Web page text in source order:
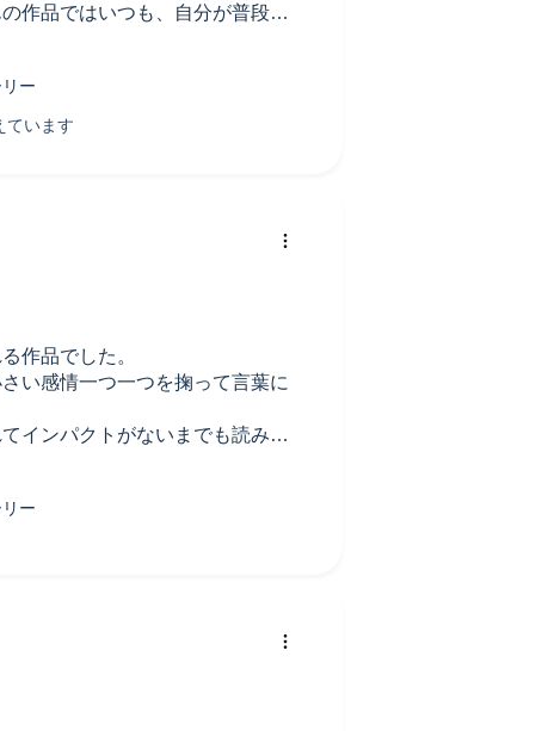
作品ではいつも、自分が普段か
くれ、そうそうと頷き、最後は
内容にも合っていて良かった。
作品でした。
い感情一つ一つを掬って言葉に
インパクトがないまでも読み終
なりました。
とクラスの子達の仲間になれな
れが少し癒されました。
温かい意味とわかり感慨深かっ